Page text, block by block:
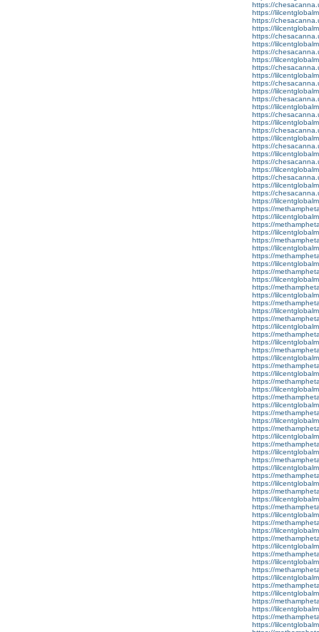
https://
https://
https://
https://
https://
https://
https://
https://
https://
https://
https://
https://
https://
https://
https://
https://
https://
https://
https://
https://
https://
https://
https://
https://
https://
https://
https://
https://
https://
https://
https://
https://
https://
https://
https://
https://
https://
https://
https://
https://
https://
https://
https://
https://
https://
https://
https://
https://
https://
https://
https://
https://
https://
https://
https://
https://
https://
https://
https://
https://
https://
https://
https://
https://
https://
https://
https://
https://
https://
https://
https://
https://
https://
https://
https://
https://
https://
https://
https://
https://